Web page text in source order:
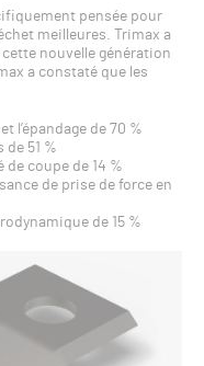
pensée pour
meilleures. Trimax a
nouvelle génération
a constaté que les
l’épandage de 70 %
51 %
coupe de 14 %
de prise de force en
de 15 %